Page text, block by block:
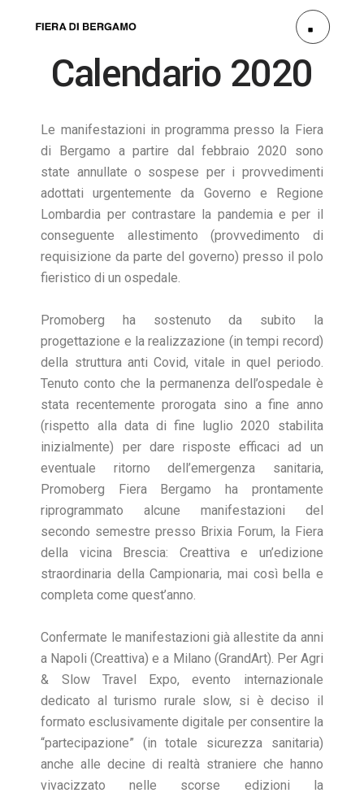
Calendario 2020
Le manifestazioni in programma presso la Fiera
di Bergamo a partire dal febbraio 2020 sono
state annullate o sospese per i provvedimenti
adottati urgentemente da Governo e Regione
Lombardia per contrastare la pandemia e per il
conseguente allestimento (provvedimento di
requisizione da parte del governo) presso il polo
fieristico di un ospedale.
Promoberg ha sostenuto da subito la
progettazione e la realizzazione (in tempi record)
della struttura anti Covid, vitale in quel periodo.
Tenuto conto che la permanenza dell’ospedale è
stata recentemente prorogata sino a fine anno
(rispetto alla data di fine luglio 2020 stabilita
inizialmente) per dare risposte efficaci ad un
eventuale ritorno dell’emergenza sanitaria,
Promoberg Fiera Bergamo ha prontamente
riprogrammato alcune manifestazioni del
secondo semestre presso Brixia Forum, la Fiera
della vicina Brescia: Creattiva e un’edizione
straordinaria della Campionaria, mai così bella e
completa come quest’anno.
Confermate le manifestazioni già allestite da anni
a Napoli (Creattiva) e a Milano (GrandArt). Per Agri
& Slow Travel Expo, evento internazionale
dedicato al turismo rurale slow, si è deciso il
formato esclusivamente digitale per consentire la
“partecipazione” (in totale sicurezza sanitaria)
anche alle decine di realtà straniere che hanno
vivacizzato nelle scorse edizioni la